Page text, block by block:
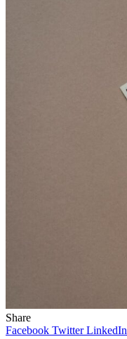
Share
Facebook Twitter LinkedIn